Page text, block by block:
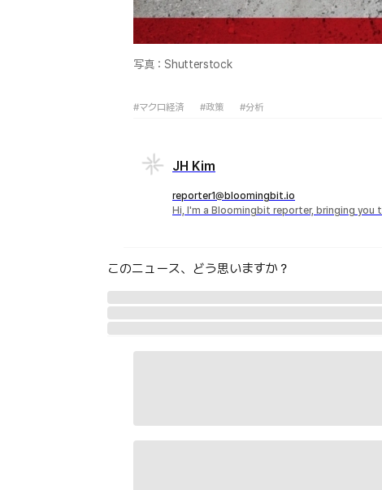
写真：Shutterstock
#マクロ経済 #政策 #分析
JH Kim
reporter1@bloomingbit.io
Hi, I'm a Bloomingbit reporter, bringing
このニュース、どう思いますか？